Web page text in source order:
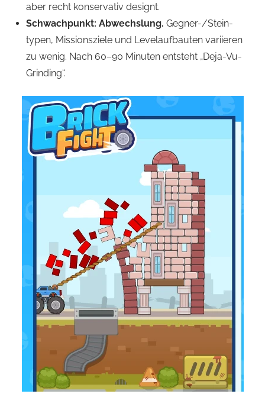
aber recht konservativ designt.
Schwachpunkt: Abwechslung. Gegner-/Stein­
typen, Missionsziele und Levelaufbauten variieren
zu wenig. Nach 60–90 Minuten entsteht „Deja-Vu-
Grinding“.